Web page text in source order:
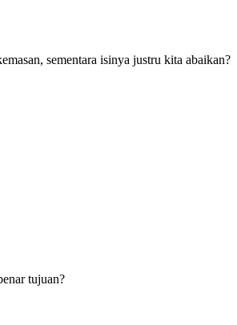
sementara isinya justru kita abaikan?
tujuan?